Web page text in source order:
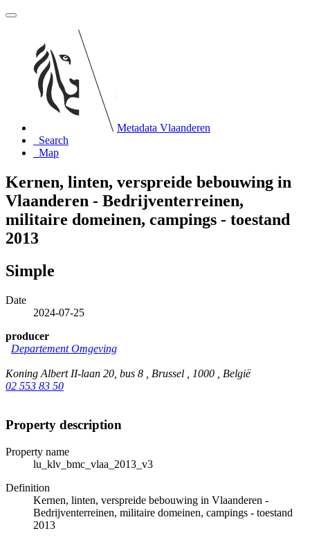
Metadata Vlaanderen
Search
Map
Kernen, linten, verspreide bebouwing in
Vlaanderen - Bedrijventerreinen,
militaire domeinen, campings - toestand
2013
Simple
Date
2024-07-25
producer
Departement Omgeving
Koning Albert II-laan 20, bus 8 , Brussel , 1000 , België
02 553 83 50
Property description
Property name
lu_klv_bmc_vlaa_2013_v3
Definition
Kernen, linten, verspreide bebouwing in Vlaanderen -
Bedrijventerreinen, militaire domeinen, campings - toestand
2013